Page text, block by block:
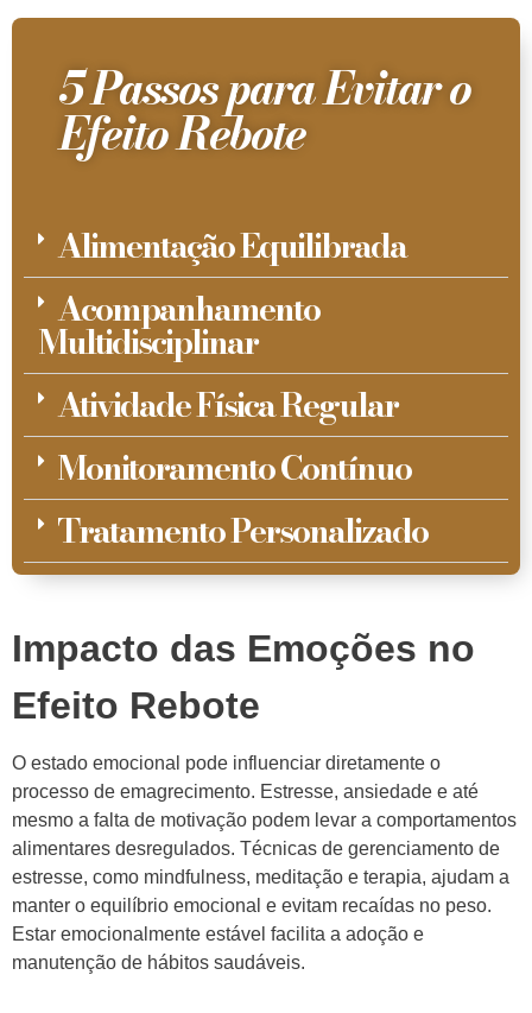
5 Passos para Evitar o
Efeito Rebote
Alimentação Equilibrada
Acompanhamento
Multidisciplinar
Atividade Física Regular
Monitoramento Contínuo
Tratamento Personalizado
Impacto das Emoções no
Efeito Rebote
O estado emocional pode influenciar diretamente o
processo de emagrecimento. Estresse, ansiedade e até
mesmo a falta de motivação podem levar a comportamentos
alimentares desregulados. Técnicas de gerenciamento de
estresse, como mindfulness, meditação e terapia, ajudam a
manter o equilíbrio emocional e evitam recaídas no peso.
Estar emocionalmente estável facilita a adoção e
manutenção de hábitos saudáveis.